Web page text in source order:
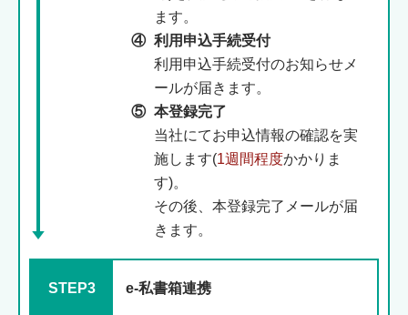
ます。
④ 利用申込手続受付
利用申込手続受付のお知らせメ
ールが届きます。
⑤ 本登録完了
当社にてお申込情報の確認を実
施します(1週間程度かかりま
す)。
その後、本登録完了メールが届
きます。
STEP3 e-私書箱連携